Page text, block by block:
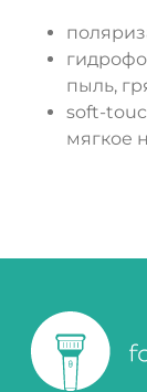
пыль,
soft-
мягкое